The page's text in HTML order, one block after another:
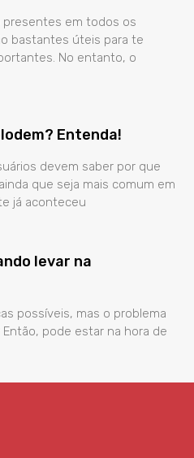
em todos os
bastantes úteis para te
No entanto, o
Entenda!
devem saber por que
que seja mais comum em
já aconteceu
levar na
possíveis, mas o problema
pode estar na hora de